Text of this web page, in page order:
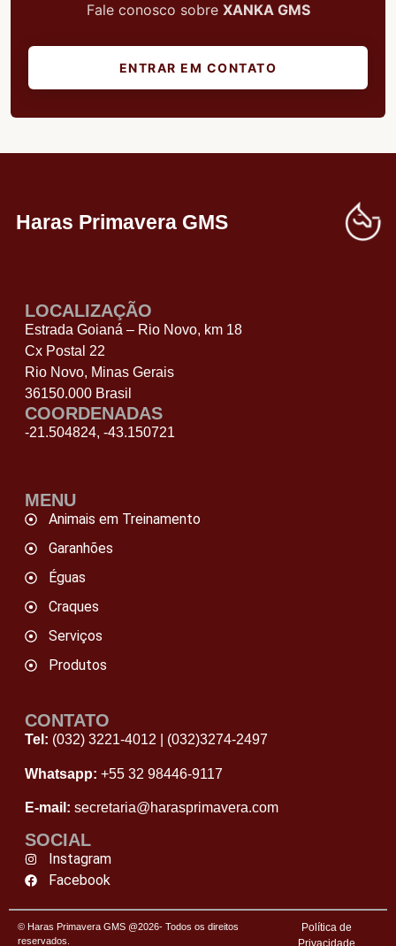
Fale conosco sobre XANKA GMS
ENTRAR EM CONTATO
Haras Primavera GMS
LOCALIZAÇÃO
Estrada Goianá – Rio Novo, km 18
Cx Postal 22
Rio Novo, Minas Gerais
36150.000 Brasil
COORDENADAS
-21.504824, -43.150721
MENU
Animais em Treinamento
Garanhões
Éguas
Craques
Serviços
Produtos
CONTATO
Tel: (032) 3221-4012 (032)3274-2497
Whatsapp: +55 32 98446‑9117
E-mail: secretaria@harasprimavera.com
SOCIAL
Instagram
Facebook
© Haras Primavera GMS @2026- Todos os direitos
reservados.
Política de